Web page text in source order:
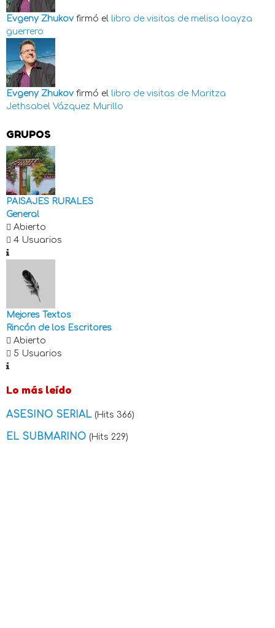
Evgeny Zhukov firmó el libro de visitas de melisa loayza
guerrero
Evgeny Zhukov firmó el libro de visitas de Maritza
Jethsabel Vázquez Murillo
GRUPOS
PAISAJES RURALES
General
Abierto
4 Usuarios
Mejores Textos
Rincón de los Escritores
Abierto
5 Usuarios
Lo más leído
ASESINO SERIAL (Hits 366)
EL SUBMARINO (Hits 229)